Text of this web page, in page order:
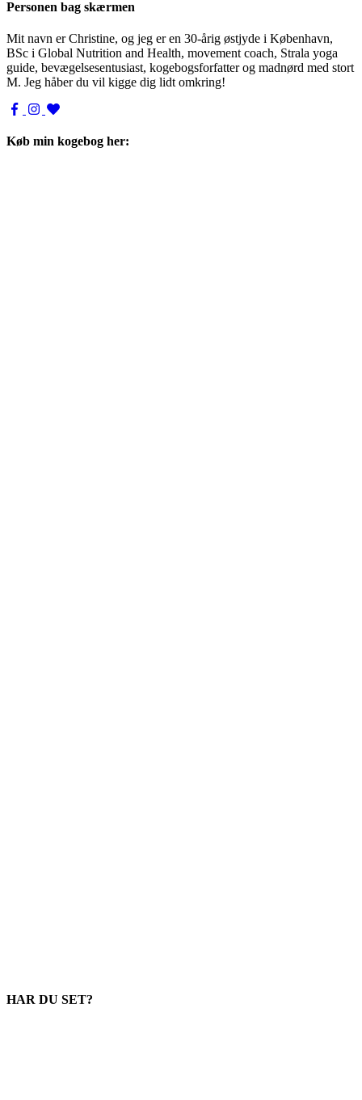
Personen bag skærmen
Mit navn er Christine, og jeg er en 30-årig østjyde i København,
BSc i Global Nutrition and Health, movement coach, Strala yoga
guide, bevægelsesentusiast, kogebogsforfatter og madnørd med stort
M. Jeg håber du vil kigge dig lidt omkring!
Køb min kogebog her:
HAR DU SET?